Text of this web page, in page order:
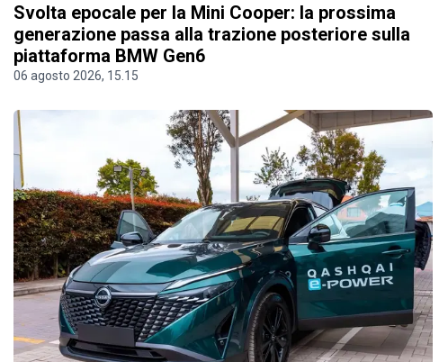
Svolta epocale per la Mini Cooper: la prossima
generazione passa alla trazione posteriore sulla
piattaforma BMW Gen6
06 agosto 2026, 15.15